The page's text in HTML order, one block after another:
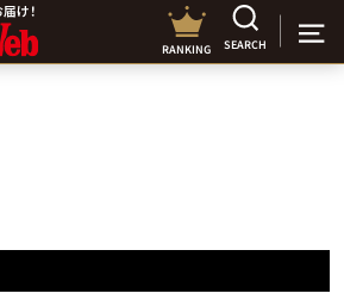
RANKING SEARCH